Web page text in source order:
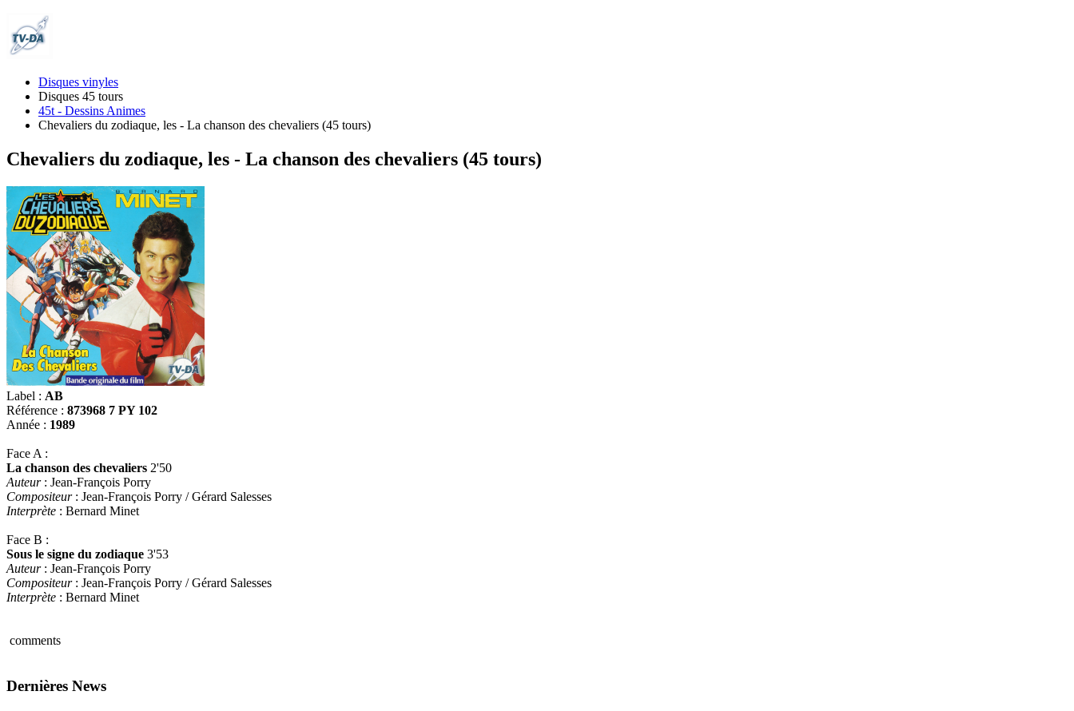
Disques vinyles
Disques 45 tours
45t - Dessins Animes
Chevaliers du zodiaque, les - La chanson des chevaliers (45 tours)
Chevaliers du zodiaque, les - La chanson des chevaliers (45 tours)
Label : AB
Référence : 873968 7 PY 102
Année : 1989
Face A :
La chanson des chevaliers 2'50
Auteur: Jean-François Porry
Compositeur: Jean-François Porry / Gérard Salesses
Interprète : Bernard Minet
Face B :
Sous le signe du zodiaque 3'53
Auteur: Jean-François Porry
Compositeur: Jean-François Porry / Gérard Salesses
Interprète : Bernard Minet
comments
Dernières News